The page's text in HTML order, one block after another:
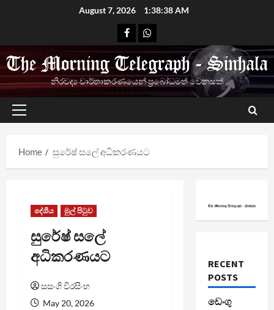
August 7, 2026 1:38:39 AM
FacebookWhatsapp
නිරවද්‍ය වාර්තාකරණයෙන් ප්‍රබෝධමත් වෙනසක්
Primary
Home
සුරේෂ් සලේ අධිකරණයට
දේශීය මුල් පිටුව
සුරේෂ් සලේ
අධිකරණයට
සසංගි වීරසිංහ
May 20, 2026
RECENT
POSTS
ඩෙංගු